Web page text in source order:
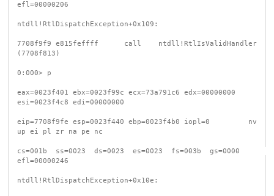
efl=00000206
ntdll!RtlDispatchException+0x109:
7708f9f9 e815feffff      call    ntdll!RtlIsValidHandler
(7708f813)
0:000> p
eax=0023f401 ebx=0023f99c ecx=73a791c6 edx=00000000
esi=0023f4c8 edi=00000000
eip=7708f9fe esp=0023f440 ebp=0023f4b0 iopl=0         nv
up ei pl zr na pe nc
cs=001b  ss=0023  ds=0023  es=0023  fs=003b  gs=0000
efl=00000246
ntdll!RtlDispatchException+0x10e: